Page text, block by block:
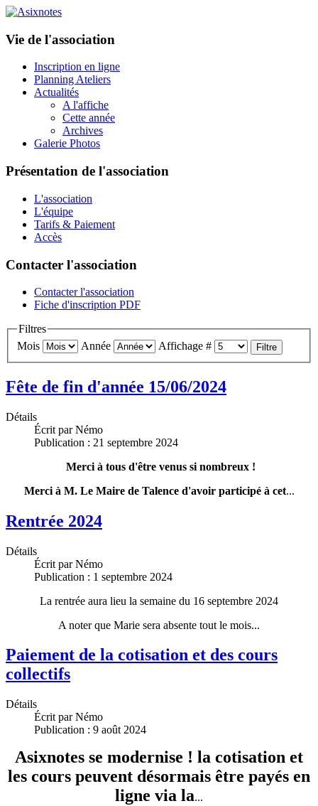
Vie de l'association
Inscription en ligne
Planning Ateliers
Actualités
A l'affiche
Cette année
Archives
Galerie Photos
Présentation de l'association
L'association
L'équipe
Tarifs & Paiement
Accès
Contacter l'association
Contacter l'association
Fiche d'inscription PDF
Filtres
Mois
Année Affichage # Filtre
Fête de fin d'année 15/06/2024
Détails
Écrit parNémo
Publication : 21 septembre 2024
Merci à tous d'être venus si nombreux !
Merci à M. Le Maire de Talence d'avoir participé à cet...
Rentrée 2024
Détails
Écrit parNémo
Publication : 1 septembre 2024
La rentrée aura lieu la semaine du 16 septembre 2024
A noter que Marie sera absente tout le mois...
Paiement de la cotisation et des cours
collectifs
Détails
Écrit parNémo
Publication : 9 août 2024
Asixnotes se modernise ! la cotisation et
les cours peuvent désormais être payés en
ligne via la...